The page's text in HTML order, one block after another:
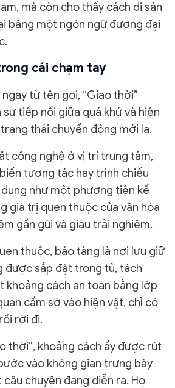
mà còn cho thấy cách di sản
bằng một ngôn ngữ đương đại
cái chạm tay
từ tên gọi, “Giao thời”
tiếp nối giữa quá khứ và hiện
thái chuyển động mới lạ.
công nghệ ở vị trí trung tâm,
tương tác hay trình chiếu
như một phương tiện kể
giá trị quen thuộc của văn hóa
gần gũi và giàu trải nghiệm.
thuộc, bảo tàng là nơi lưu giữ
được sắp đặt trong tủ, tách
khoảng cách an toàn bằng lớp
cấm sờ vào hiện vật, chỉ có
rời đi.
thời”, khoảng cách ấy được rút
vào không gian trưng bày
chuyện đang diễn ra. Họ